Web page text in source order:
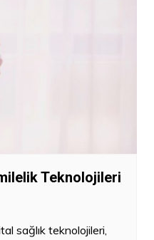
Teknolojileri
sağlık teknolojileri,